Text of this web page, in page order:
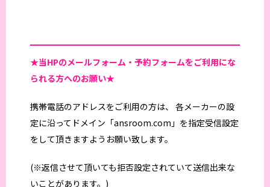
★当HPのメールフォーム・予約フォームをご利用にな
られる方へのお願い★
携帯電話のアドレスをご利用の方は、 各メーカーの設
定に沿ってドメイン「ansroom.com」を指定受信設定
をして頂きますようお願い致します。
(※返信させて頂いても拒否設定されていて送信出来な
いことがあります。)